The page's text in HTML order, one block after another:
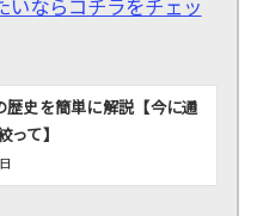
いならコチラをチェッ
歴史を簡単に解説【今に通
って】